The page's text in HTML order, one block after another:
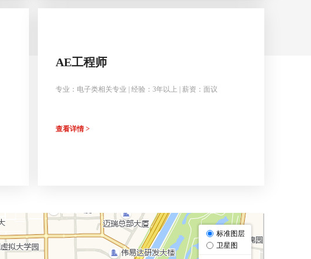
AE工程师
专业：电子类相关专业 | 经验：3年以上 | 薪资：面议
查看详情 >